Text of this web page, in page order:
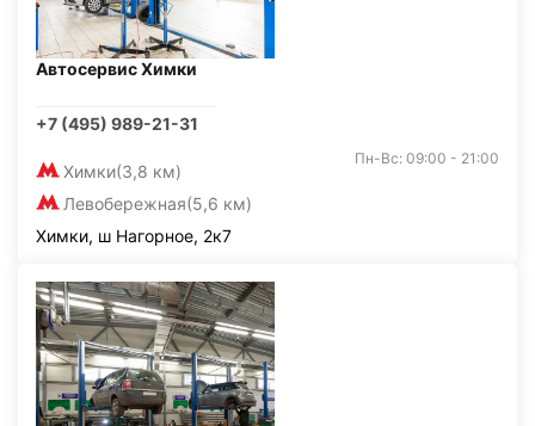
Автосервис Химки
+7 (495) 989-21-31
Химки(3,8 км)
Левобережная(5,6 км)
Пн-Вс: 09:00 - 21:00
Химки, ш Нагорное, 2к7